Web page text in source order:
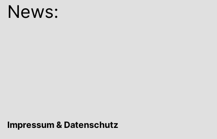
News:
Impressum & Datenschutz